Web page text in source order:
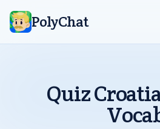
PolyChat
Quiz